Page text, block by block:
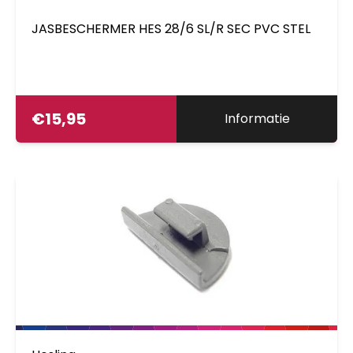
JASBESCHERMER HES 28/6 SL/R SEC PVC STEL
€15,95 Informatie